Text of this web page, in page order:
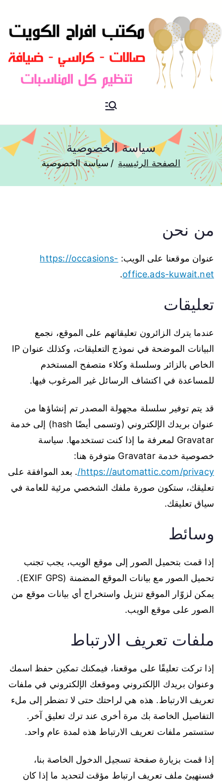
مكتب افراح و مناسبات و زواج و
سياسة الخصوصية
الصفحة الرئيسية سياسة الخصوصية
من نحن
عنوان موقعنا على الويب: https://occasions-
office.ads-kuwait.net
.
تعليقات
عندما يترك الزائرون تعليقاتهم على الموقع، نجمع
البيانات الموضحة في نموذج التعليقات، وكذلك عنوان IP
الخاص بالزائر وسلسلة وكلاء متصفح المستخدم
للمساعدة في اكتشاف الرسائل غير المرغوب فيها.
قد يتم توفير سلسلة مجهولة المصدر تم إنشاؤها من
عنوان بريدك الإلكتروني (وتسمى أيضًا hash) إلى خدمة
Gravatar لمعرفة ما إذا كنت تستخدمها. سياسة
خصوصية خدمة Gravatar متوفرة هنا:
https://automattic.com/privacy/ . بعد الموافقة على
تعليقك، ستكون صورة ملفك الشخصي مرئية للعامة في
سياق تعليقك.
وسائط
إذا قمت بتحميل الصور إلى موقع الويب، يجب تجنب
تحميل الصور مع بيانات الموقع المضمنة (EXIF GPS).
يمكن لزوّار الموقع تنزيل واستخراج أي بيانات موقع من
الصور على موقع الويب.
ملفات تعريف الارتباط
إذا تركت تعليقًا على موقعنا، فيمكنك تمكين حفظ اسمك
وعنوان بريدك الإلكتروني وموقعك الإلكتروني في ملفات
تعريف الارتباط. هذه هي لراحتك حتى لا تضطر إلى ملء
التفاصيل الخاصة بك مرة أخرى عند ترك تعليق آخر.
ستستمر ملفات تعريف الارتباط هذه لمدة عام واحد.
إذا قمت بزيارة صفحة تسجيل الدخول الخاصة بنا،
فسنهيئ ملف تعريف ارتباط مؤقت لتحديد ما إذا كان